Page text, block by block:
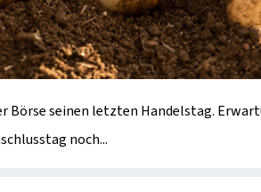
Börse seinen letzten Handelstag.
noch...